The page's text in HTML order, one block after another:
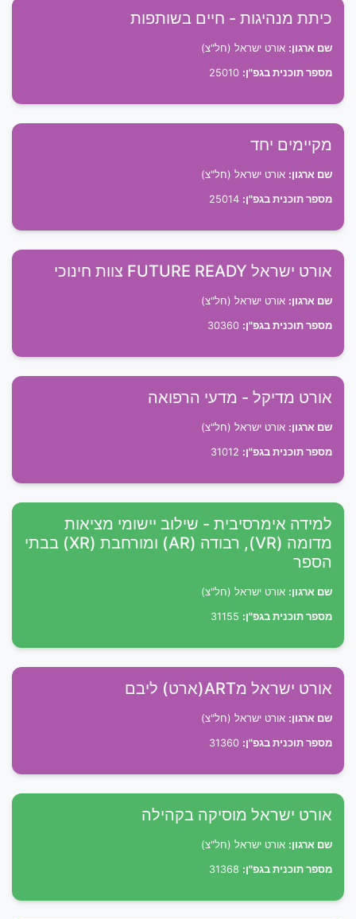
כיתת מנהיגות - חיים בשותפות
שם ארגון: אורט ישראל (חל"צ)
מספר תוכנית בגפ"ן:
מקיימים יחד
שם ארגון: אורט ישראל (חל"צ)
מספר תוכנית בגפ"ן:
אורט ישראל FUTURE READY צוות חינוכי
שם ארגון: אורט ישראל (חל"צ)
מספר תוכנית בגפ"ן:
אורט מדיקל - מדעי הרפואה
שם ארגון: אורט ישראל (חל"צ)
מספר תוכנית בגפ"ן:
למידה אימרסיבית - שילוב יישומי מציאות
מדומה (VR), רבודה (AR) ומורחבת (XR) בבתי
הספר
שם ארגון: אורט ישראל (חל"צ)
מספר תוכנית בגפ"ן:
אורט ישראל מART(ארט) ליבם
שם ארגון: אורט ישראל (חל"צ)
מספר תוכנית בגפ"ן:
אורט ישראל מוסיקה בקהילה
שם ארגון: אורט ישראל (חל"צ)
מספר תוכנית בגפ"ן: